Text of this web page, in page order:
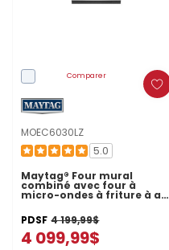
Comparer
MOEC6030LZ
5.0
Maytag® Four mural
combiné avec four à
micro-ondes à friture à air
MOEC6030LZ
PDSF 4 199,99$
4 099,99$